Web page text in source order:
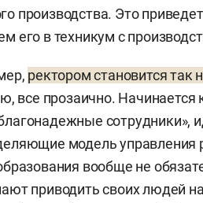
производства. Это
его в техникум с
ректором становится
все прозаично. Начинается
сотрудники»,
модель управления
вообще не
приводить своих людей